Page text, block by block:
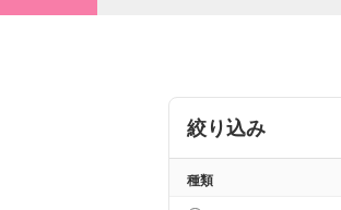
絞り込み
種類